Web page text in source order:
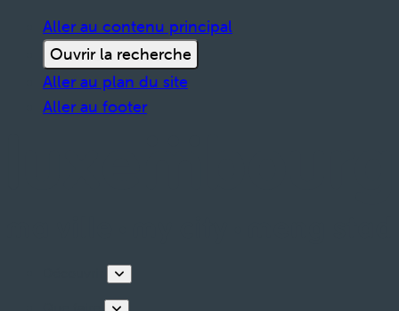
Aller au contenu principal
Ouvrir la recherche
Aller au plan du site
Aller au footer